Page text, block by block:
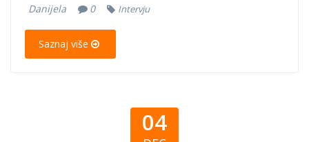
Danijela 0 Intervju
Saznaj više
04